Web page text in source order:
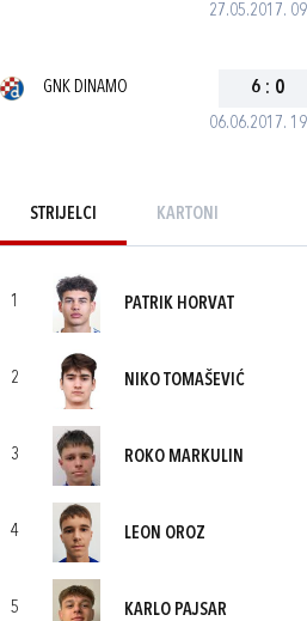
27.05.2017.
06.06.2017.
GNK DINAMO 6 : 0
STRIJELCI KARTONI
1 PATRIK HORVAT
2 NIKO TOMAŠEVIĆ
3 ROKO MARKULIN
4 LEON OROZ
5 KARLO PAJSAR